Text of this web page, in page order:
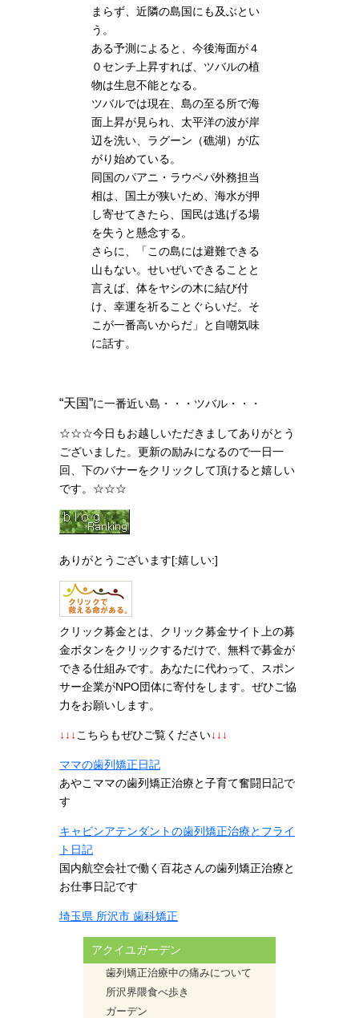
まらず、近隣の島国にも及ぶとい
う。
ある予測によると、今後海面が４
０センチ上昇すれば、ツバルの植
物は生息不能となる。
ツバルでは現在、島の至る所で海
面上昇が見られ、太平洋の波が岸
辺を洗い、ラグーン（礁湖）が広
がり始めている。
同国のパアニ・ラウペパ外務担当
相は、国土が狭いため、海水が押
し寄せてきたら、国民は逃げる場
を失うと懸念する。
さらに、「この島には避難できる
山もない。せいぜいできることと
言えば、体をヤシの木に結び付
け、幸運を祈ることぐらいだ。そ
こが一番高いからだ」と自嘲気味
に話す。
“天国”に一番近い島・・・ツバル・・・
☆☆☆今日もお越しいただきましてありがとう
ございました。更新の励みになるので一日一
回、下のバナーをクリックして頂けると嬉しい
です。☆☆☆
ありがとうございます[:嬉しい:]
クリック募金とは、クリック募金サイト上の募
金ボタンをクリックするだけで、無料で募金が
できる仕組みです。あなたに代わって、スポン
サー企業がNPO団体に寄付をします。ぜひご協
力をお願いします。
↓↓↓ こちらもぜひご覧ください↓↓↓
ママの歯列矯正日記
あやこママの歯列矯正治療と子育て奮闘日記で
す
キャビンアテンダントの歯列矯正治療とフライ
ト日記
国内航空会社で働く百花さんの歯列矯正治療と
お仕事日記です
埼玉県 所沢市 歯科矯正
アクイユガーデン
歯列矯正治療中の痛みについて
所沢界隈食べ歩き
ガーデン